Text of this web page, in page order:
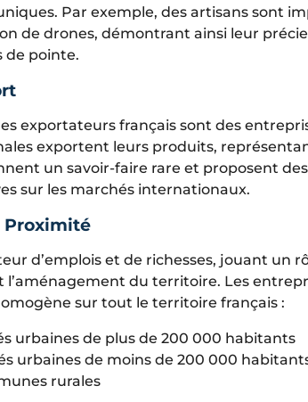
Par exemple, des artisans sont
de drones, démontrant ainsi leur
de pointe.
exportateurs français sont des
exportent leurs produits,
un savoir-faire rare et proposent
sur les marchés internationaux.
Proximité
d’emplois et de richesses, jouant un
l’aménagement du territoire. Les
sur tout le territoire français :
urbaines de plus de 200 000 habitants
urbaines de moins de 200 000
rurales